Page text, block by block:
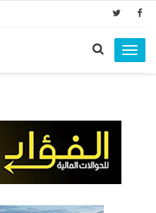
Toggle
navigation